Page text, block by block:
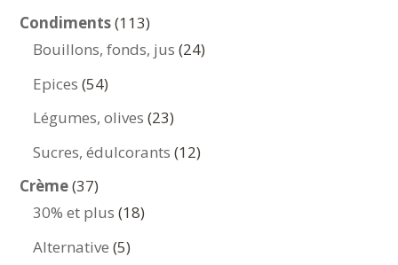
produits
Condiments 113113
produits
Bouillons, fonds, jus 2424
Epices 5454
produits
Légumes, olives 2323
produits
Sucres, édulcorants 1212
Crème 3737
produits
30% et plus 1818
Alternative 55